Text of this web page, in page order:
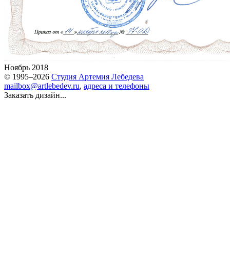
Ноябрь 2018
© 1995–2026 Студия Артемия Лебедева
mailbox@artlebedev.ru, адреса и телефоны
Заказать дизайн...